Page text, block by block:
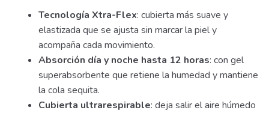
Tecnología Xtra-Flex: cubierta más suave y
elastizada que se ajusta sin marcar la piel y
acompaña cada movimiento.
Absorción día y noche hasta 12 horas: con gel
superabsorbente que retiene la humedad y mantiene
la cola sequita.
Cubierta ultrarespirable: deja salir el aire húmedo